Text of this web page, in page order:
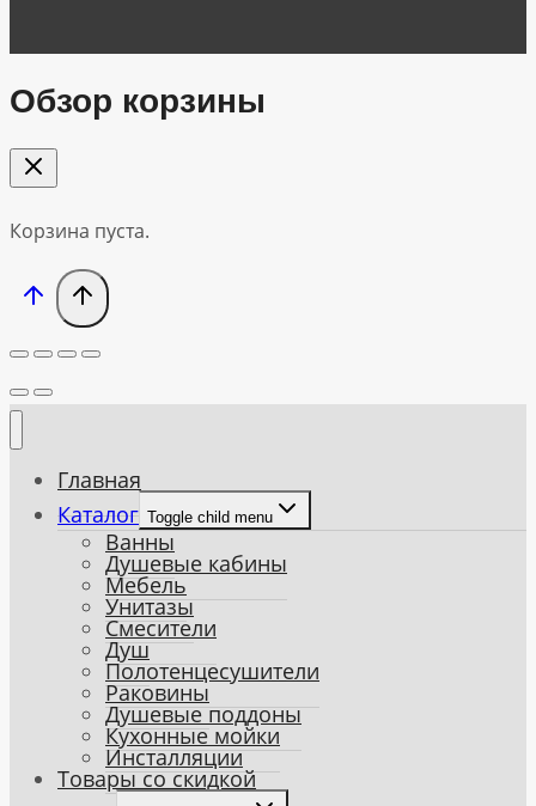
Обзор корзины
Корзина пуста.
Главная
Каталог Toggle child menu
Ванны
Душевые кабины
Мебель
Унитазы
Смесители
Душ
Полотенцесушители
Раковины
Душевые поддоны
Кухонные мойки
Инсталляции
Товары со скидкой